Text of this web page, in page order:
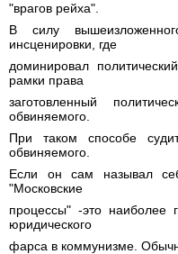
"врагов рейха".
В силу
инсценировки, где
доминировал
рамки права
заготовленный
обвиняемого.
При таком способе
обвиняемого.
Если он сам называл
"Московские
процессы" -это наиболее
юридического
фарса в коммунизме.